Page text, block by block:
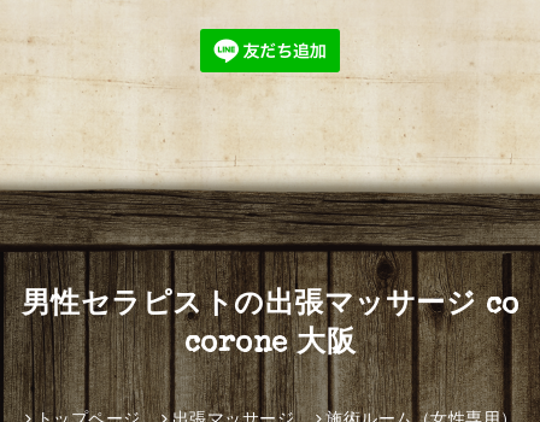
男性セラピストの出張マッサージ co
corone 大阪